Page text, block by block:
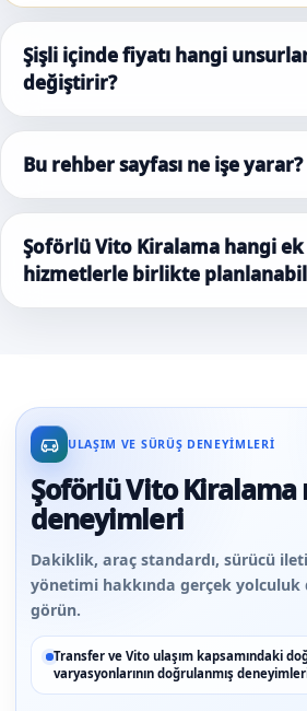
Şişli içinde fiyatı hangi
değiştirir?
Bu rehber sayfası ne işe yarar?
Şoförlü Vito Kiralama hangi ek
hizmetlerle birlikte
ULAŞIM VE SÜRÜŞ DENEYIMLERI
Şoförlü Vito
deneyimleri
Dakiklik, araç standardı, sürücü
yönetimi hakkında gerçek yolculuk
görün.
Transfer ve Vito ulaşım kapsamındaki
varyasyonlarının doğrulanmış